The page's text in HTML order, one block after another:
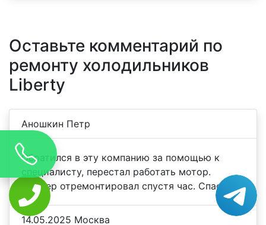
Оставьте комментарий по
ремонту холодильников
Liberty
Аношкин Петр
Обратился в эту компанию за помощью к
специалисту, перестал работать мотор.
Мастер отремонтировал спустя час. Спасибо
14.05.2025 Москва